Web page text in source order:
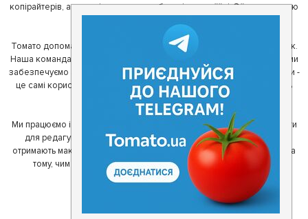
копірайтерів, а за сумісництвом - любителів гарної їжі. З їх допомогою
Томато допомагає своїм користувачам знайти цікаві місця неподалік.
Наша команда регулярно зв'язується з ресторанами - таким чином ми
забезпечуємо актуальність інформації. Друга частина нашої команди -
це самі користувачі, які діляться своїми враженнями і допомагають
один одному у виборі кращих місць.
Ми працюємо і з ресторанами. Для них ми надаємо зручні інструменти
для редагування інформації про себе - в результаті відвідувачі
отримають максимум інформації, а ресторан зможе зосередитися на
тому, чим він любить займатися більше всього - смачній їжі.